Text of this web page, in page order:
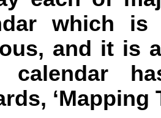
which
and it is
calendar
‘Mapping